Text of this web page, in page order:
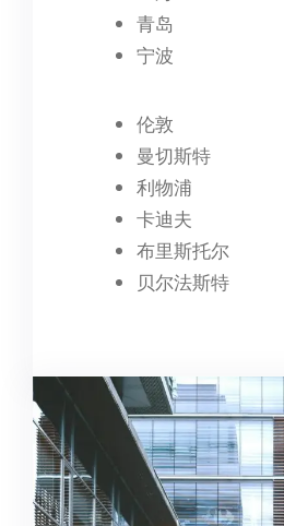
青岛
宁波
伦敦
曼切斯特
利物浦
卡迪夫
布里斯托尔
贝尔法斯特